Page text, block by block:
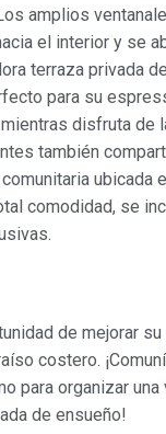
amplios
el interior y se
terraza privada
para su
disfruta de
también
ubicada
comodidad, se
de mejorar
costero.
para organizar
de ensueño!
seguimiento y
los usuarios de este
mediante este
de la actividad de
de navegación
mejoras en función
hacen los usuarios del
de preferencia
de nuestros servicios
a través de productos
el sitio web y mostrar
perfil de navegación